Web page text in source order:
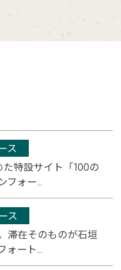
ス
特設サイト「100の
ォー...
ス
滞在そのものが石垣
ォート...